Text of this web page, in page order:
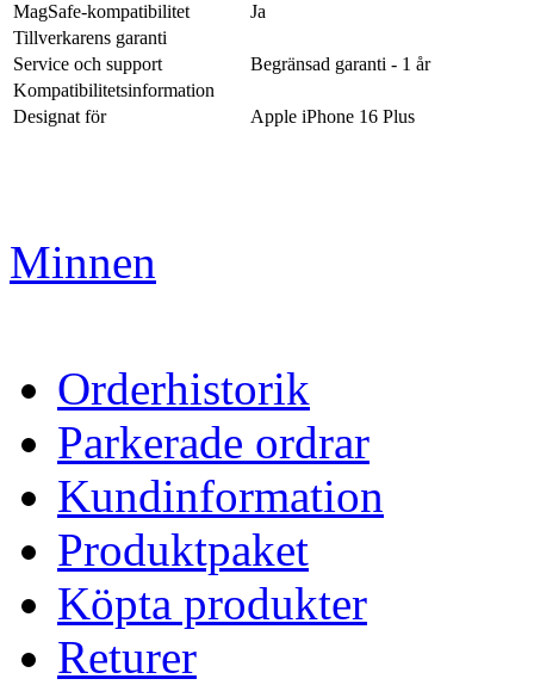
MagSafe-kompatibilitet
Ja
Tillverkarens garanti
Service och support
Begränsad garanti - 1 år
Kompatibilitetsinformation
Designat för
Apple iPhone 16 Plus
Minnen
Orderhistorik
Parkerade ordrar
Kundinformation
Produktpaket
Köpta produkter
Returer